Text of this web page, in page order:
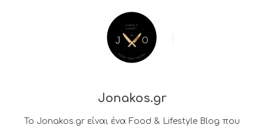
Jonakos.gr
Το Jonakos.gr είναι ένα Food & Lifestyle Blog που